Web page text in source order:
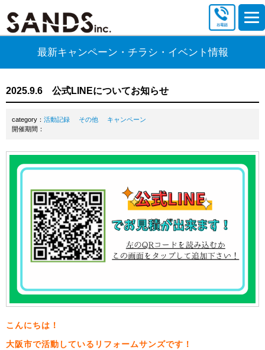
最新キャンペーン・チラシ・イベント情報
2025.9.6 公式LINEについてお知らせ
category： 活動記録 その他
キャンペーン
開催期間：
こんにちは！
大阪市で活動しているリフォームサンズです！